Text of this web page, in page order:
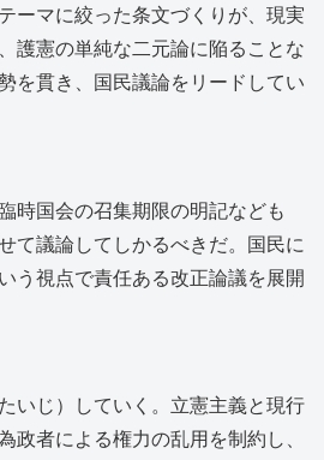
ーマに絞った条文づくりが、現実
護憲の単純な二元論に陥ることな
を貫き、国民議論をリードしてい
時国会の召集期限の明記なども
て議論してしかるべきだ。国民に
う視点で責任ある改正論議を展開
いじ）していく。立憲主義と現行
政者による権力の乱用を制約し、